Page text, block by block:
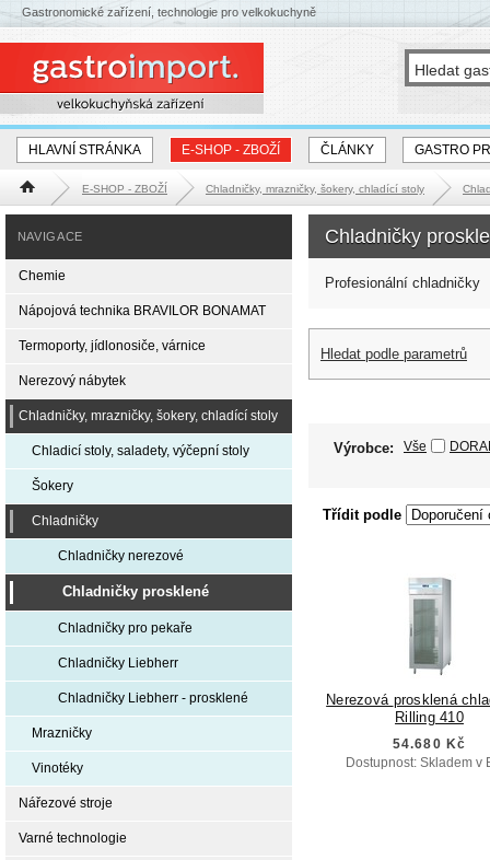
HLAVNÍ STRÁNKA E-SHOP - ZBOŽÍ ČLÁNKY GASTRO
Hlavní stránka E-SHOP - ZBOŽÍ Chladničky, mrazničky, šokery, chladící stoly
Chladničky
Profesionální chladničky
Hledat podle parametrů
Výrobce: Vše
Třídit podle
Nerezová prosklená chladnička
Rilling 410
54.680 Kč
Dostupnost: Skladem v
NAVIGACE
Chemie
Nápojová technika BRAVILOR BONAMAT
Termoporty, jídlonosiče, várnice
Nerezový nábytek
Chladničky, mrazničky, šokery, chladící stoly
Chladicí stoly, saladety, výčepní stoly
Šokery
Chladničky
Chladničky nerezové
Chladničky prosklené
Chladničky pro pekaře
Chladničky Liebherr
Chladničky Liebherr - prosklené
Mrazničky
Vinotéky
Nářezové stroje
Varné technologie
Gastronomické zařízení, technologie pro velkokuchyně